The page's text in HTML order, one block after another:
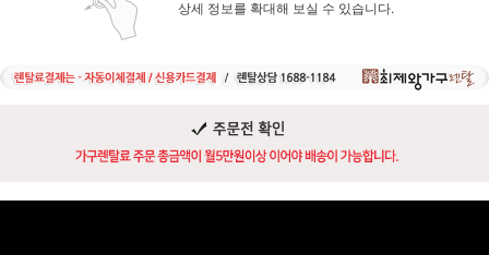
상세 정보를 확대해 보실 수 있습니다.